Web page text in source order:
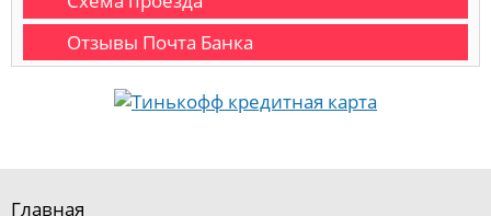
Отзывы Почта Банка
Главная